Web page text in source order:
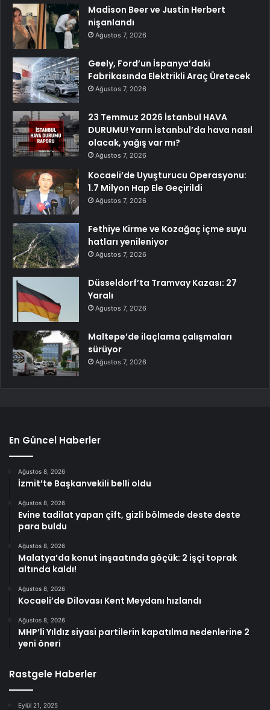
Madison Beer ve Justin Herbert
nişanlandı
Ağustos 7, 2026
Geely, Ford’un İspanya’daki
Fabrikasında Elektrikli Araç Üretecek
Ağustos 7, 2026
23 Temmuz 2026 İstanbul HAVA
DURUMU! Yarın İstanbul’da hava nasıl
olacak, yağış var mı?
Ağustos 7, 2026
Kocaeli’de Uyuşturucu Operasyonu:
1.7 Milyon Hap Ele Geçirildi
Ağustos 7, 2026
Fethiye Kirme ve Kozağaç içme suyu
hatları yenileniyor
Ağustos 7, 2026
Düsseldorf’ta Tramvay Kazası: 27
Yaralı
Ağustos 7, 2026
Maltepe’de ilaçlama çalışmaları
sürüyor
Ağustos 7, 2026
En Güncel Haberler
Ağustos 8, 2026
İzmit’te Başkanvekili belli oldu
Ağustos 8, 2026
Evine tadilat yapan çift, gizli bölmede deste deste
para buldu
Ağustos 8, 2026
Malatya’da konut inşaatında göçük: 2 işçi toprak
altında kaldı!
Ağustos 8, 2026
Kocaeli’de Dilovası Kent Meydanı hızlandı
Ağustos 8, 2026
MHP’li Yıldız siyasi partilerin kapatılma nedenlerine 2
yeni öneri
Rastgele Haberler
Eylül 21, 2025